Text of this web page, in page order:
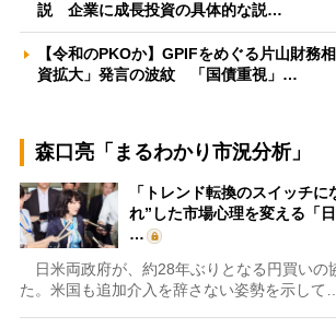
説 企業に成長投資の具体的な説…
【令和のPKOか】GPIFをめぐる片山財務
資拡大」発言の波紋 「国債重視」…
森口亮「まるわかり市況分析」
「トレンド転換のスイッチ
れ”した市場心理を変える「
…
日米両政府が、約28年ぶりとなる円買いの
た。米国も追加介入を辞さない姿勢を示して